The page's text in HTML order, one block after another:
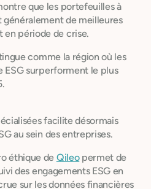
que les portefeuilles à
de meilleures
en période de crise.
comme la région où les
ESG surperforment le plus
facilite désormais
au sein des entreprises.
éthique de Qileopermet de
des engagements ESG en
sur les données financières